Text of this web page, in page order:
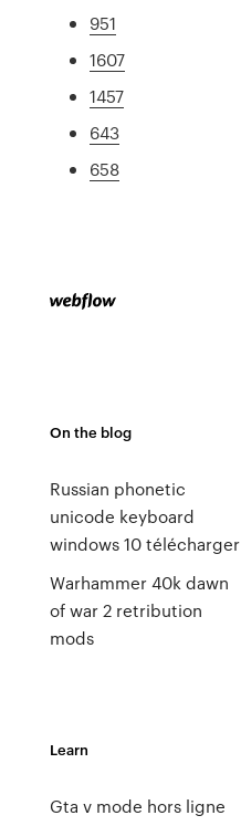
951
1607
1457
643
658
On the blog
Russian phonetic
unicode keyboard
windows 10 télécharger
Warhammer 40k dawn
of war 2 retribution
mods
Learn
Gta v mode hors ligne